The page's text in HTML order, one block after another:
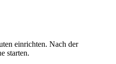
einrichten. Nach der
starten.